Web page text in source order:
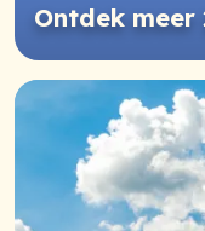
Ontdek